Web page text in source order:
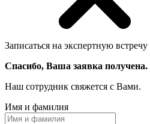
Записаться на экспертную встречу
Спасибо, Ваша заявка получена.
Наш сотрудник свяжется с Вами.
Имя и фамилия